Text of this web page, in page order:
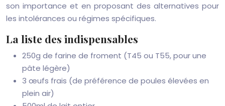
son importance et en proposant des alternatives pour
les intolérances ou régimes spécifiques.
La liste des indispensables
250g de farine de froment (T45 ou T55, pour une
pâte légère)
3 œufs frais (de préférence de poules élevées en
plein air)